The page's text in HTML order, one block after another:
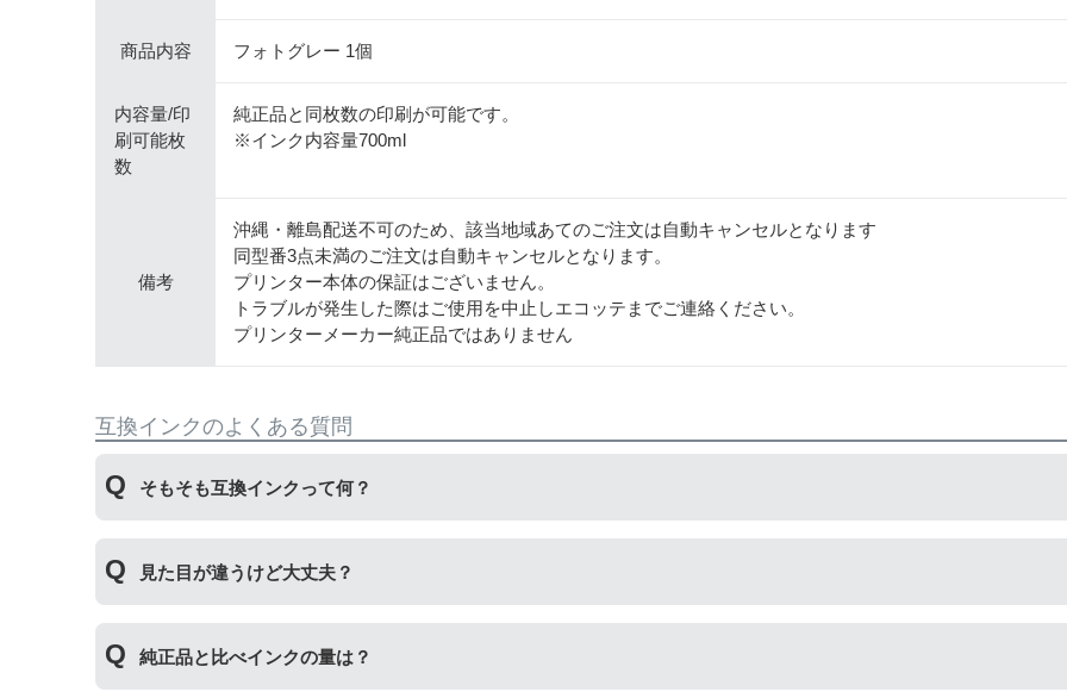
商品内容 フォトグレー 1個
内容量/印
刷可能枚
数
純正品と同枚数の印刷が可能です。
※インク内容量700ml
備考
沖縄・離島配送不可のため、該当地域あてのご注文は自動キャンセルとなります
同型番3点未満のご注文は自動キャンセルとなります。
プリンター本体の保証はございません。
トラブルが発生した際はご使用を中止しエコッテまでご連絡ください。
プリンターメーカー純正品ではありません
互換インクのよくある質問
そもそも互換インクって何？
いただくことができます。
見た目が違うけど大丈夫？
場合もございます。使用には問題ございませんのでご安心ください。
純正品と比べインクの量は？